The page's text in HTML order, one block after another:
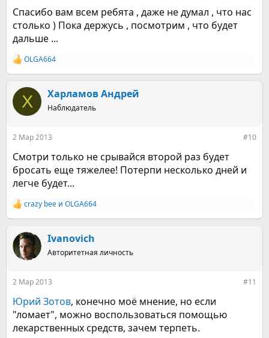
Спасибо вам всем ребята , даже не думал , что нас
столько ) Пока держусь , посмотрим , что будет
дальше ...
Р
е
к
ц
и
OLGA664
Х Харламов Андрей
Наблюдатель
2 Мар 2013 #10
Смотри только не срывайся второй раз будет
бросать еще тяжелее! Потерпи несколько дней и
легче будет...
Р
е
к
ц
и
crazy bee и OLGA664
Ivanovich
Авторитетная личность
2 Мар 2013 #11
Юрий Зотов, конечно моё мнение, но если
"ломает", можно воспользоваться помощью
лекарственных средств, зачем терпеть.